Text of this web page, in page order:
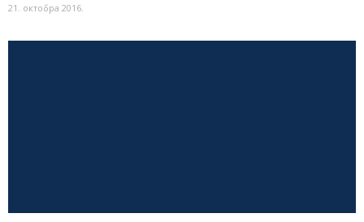
21. октобра 2016.